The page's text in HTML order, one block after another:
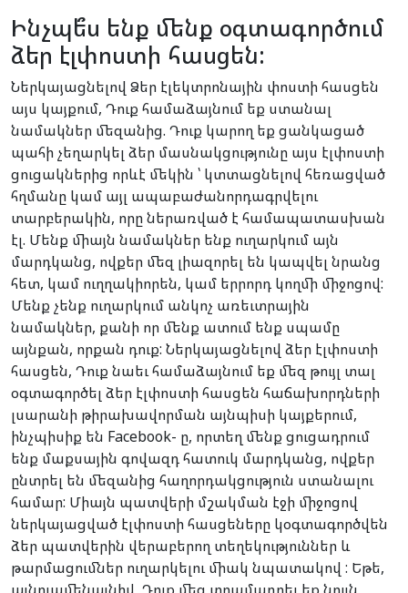
Ինչպե՞ս ենք մենք օգտագործում
ձեր էլփոստի հասցեն:
Ներկայացնելով Ձեր էլեկտրոնային փոստի հասցեն
այս կայքում, Դուք համաձայնում եք ստանալ
նամակներ մեզանից. Դուք կարող եք ցանկացած
պահի չեղարկել ձեր մասնակցությունը այս էլփոստի
ցուցակներից որևէ մեկին ՝ կտտացնելով հեռացված
հղմանը կամ այլ ապաբաժանորդագրվելու
տարբերակին, որը ներառված է համապատասխան
էլ. Մենք միայն նամակներ ենք ուղարկում այն
մարդկանց, ովքեր մեզ լիազորել են կապվել նրանց
հետ, կամ ուղղակիորեն, կամ երրորդ կողմի միջոցով:
Մենք չենք ուղարկում անկոչ առեւտրային
նամակներ, քանի որ մենք ատում ենք սպամը
այնքան, որքան դուք: Ներկայացնելով ձեր էլփոստի
հասցեն, Դուք նաեւ համաձայնում եք մեզ թույլ տալ
օգտագործել ձեր էլփոստի հասցեն հաճախորդների
լսարանի թիրախավորման այնպիսի կայքերում,
ինչպիսիք են Facebook- ը, որտեղ մենք ցուցադրում
ենք մաքսային գովազդ հատուկ մարդկանց, ովքեր
ընտրել են մեզանից հաղորդակցություն ստանալու
համար: Միայն պատվերի մշակման էջի միջոցով
ներկայացված էլփոստի հասցեները կօգտագործվեն
ձեր պատվերին վերաբերող տեղեկություններ և
թարմացումներ ուղարկելու միակ նպատակով : Եթե,